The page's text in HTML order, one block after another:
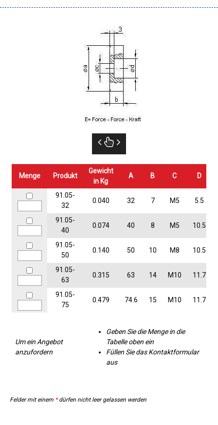
Menge Produkt
Gewicht
in Kg
A B C D
91.05-
32
0.040 32 7 M5 5.5
91.05-
40
0.074 40 8 M5 10.5
91.05-
50
0.140 50 10 M8 10.5
91.05-
63
0.315 63 14 M10 11.7
91.05-
75
0.479 74.6 15 M10 11.7
Um ein Angebot
anzufordern
Geben Sie die Menge in die
Tabelle oben ein
Füllen Sie das Kontaktformular
aus
Felder mit einem *dürfen nicht leer gelassen werden